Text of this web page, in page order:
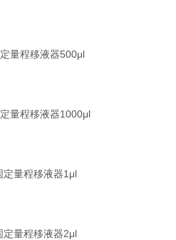
量程移液器500μl
量程移液器1000μl
量程移液器1μl
量程移液器2μl